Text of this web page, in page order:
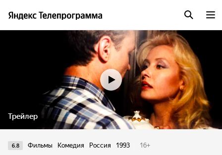
Трейлер
6.8 Фильмы Комедия Россия 1993 16+